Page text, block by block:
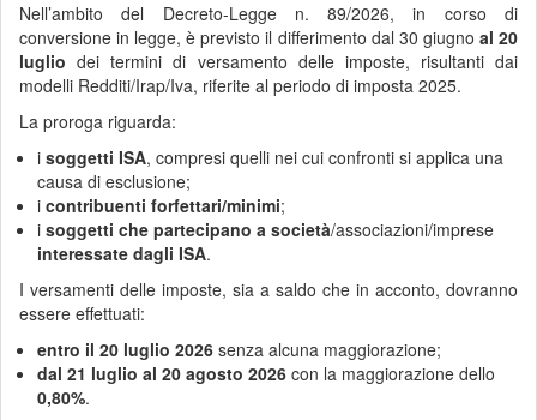
Nell’ambito del Decreto-Legge n. 89/2026, in corso di
conversione in legge, è previsto il differimento dal 30 giugno al 20
luglio dei termini di versamento delle imposte, risultanti dai
modelli Redditi/Irap/Iva, riferite al periodo di imposta 2025.
La proroga riguarda:
i soggetti ISA, compresi quelli nei cui confronti si applica una
causa di esclusione;
i contribuenti forfettari/minimi;
i soggetti che partecipano a società/associazioni/imprese
interessate dagli ISA.
I versamenti delle imposte, sia a saldo che in acconto, dovranno
essere effettuati:
entro il 20 luglio 2026 senza alcuna maggiorazione;
dal 21 luglio al 20 agosto 2026 con la maggiorazione dello
0,80%.